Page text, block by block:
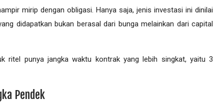
mirip dengan obligasi. Hanya saja, jenis investasi ini dinilai
didapatkan bukan berasal dari bunga melainkan dari capital
ritel punya jangka waktu kontrak yang lebih singkat, yaitu 3
Pendek